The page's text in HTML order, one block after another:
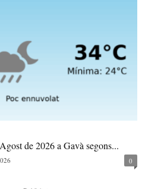
de 2026 a Gavà segons...
0